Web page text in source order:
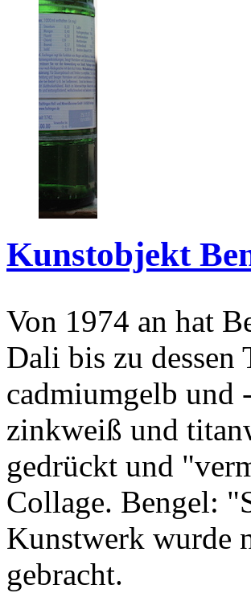
Kunstobjekt
Von 1974 an hat
Dali bis zu dessen
cadmiumgelb und
zinkweiß und
gedrückt und
Collage. Bengel:
Kunstwerk wurde
gebracht.